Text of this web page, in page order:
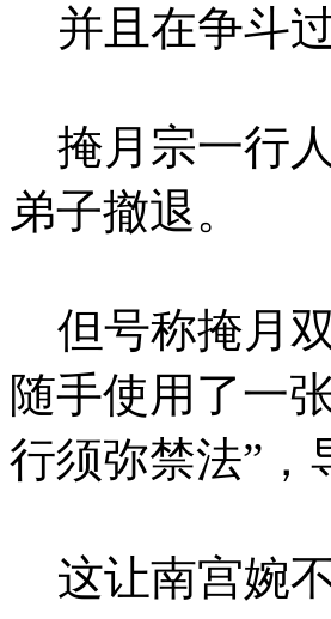
并且在争斗
掩月宗一行
弟子撤退。
但号称掩月
随手使用了一
行须弥禁法”，
这让南宫婉